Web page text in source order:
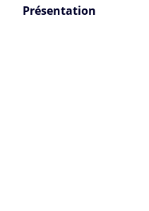
Présentation